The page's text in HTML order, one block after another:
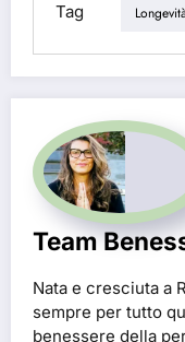
Tag Longevità
Team
Nata e cresciuta a
sempre per tutto
benessere della